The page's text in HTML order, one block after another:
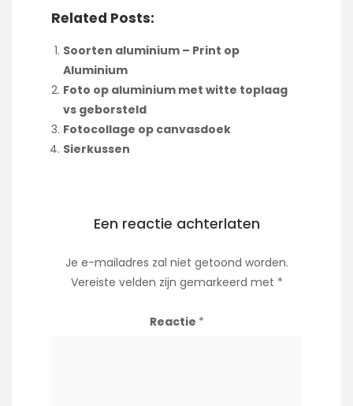
Related Posts:
Soorten aluminium – Print op
Aluminium
Foto op aluminium met witte toplaag
vs geborsteld
Fotocollage op canvasdoek
Sierkussen
Een reactie achterlaten
Je e-mailadres zal niet getoond worden.
Vereiste velden zijn gemarkeerd met *
Reactie *